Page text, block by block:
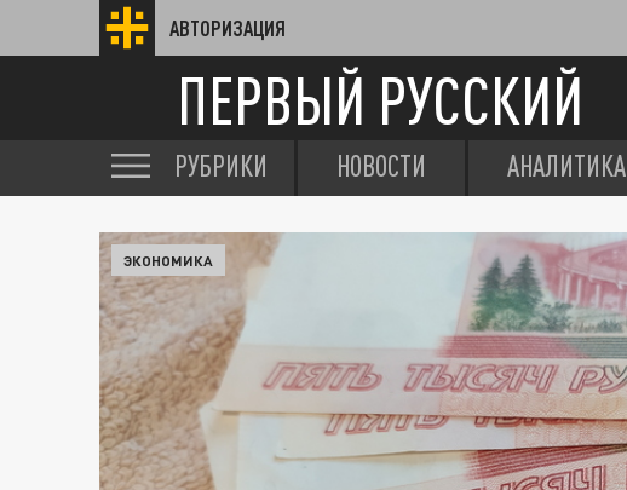
АВТОРИЗАЦИЯ
ПЕРВЫЙ РУССКИЙ
РУБРИКИ НОВОСТИ АНАЛИТИКА
ЭКОНОМИКА